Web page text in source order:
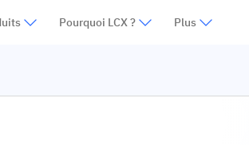
Pourquoi LCX ? Plus